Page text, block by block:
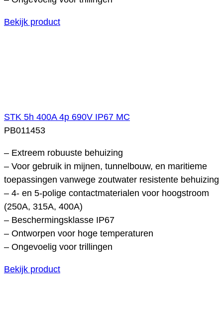
Bekijk product
STK 5h 400A 4p 690V IP67 MC
PB011453
– Extreem robuuste behuizing
– Voor gebruik in mijnen, tunnelbouw, en maritieme
toepassingen vanwege zoutwater resistente behuizing
– 4- en 5-polige contactmaterialen voor hoogstroom
(250A, 315A, 400A)
– Beschermingsklasse IP67
– Ontworpen voor hoge temperaturen
– Ongevoelig voor trillingen
Bekijk product